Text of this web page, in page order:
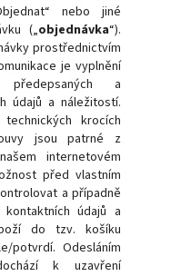
nebo jiné
(„objednávka“).
prostřednictvím
je vyplnění
předepsaných a
údajů a náležitostí.
krocích
jsou patrné z
internetovém
před vlastním
a případně
údajů a
do tzv. košíku
potvrdí. Odesláním
k uzavření